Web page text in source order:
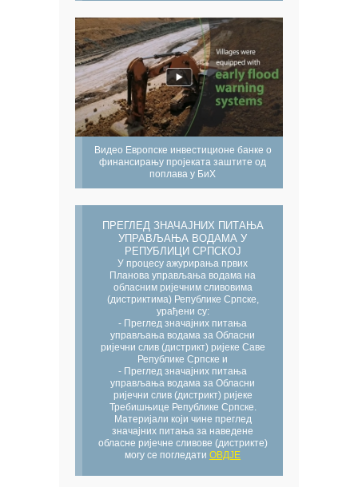
Видео Европске инвестиционе банке о
финансирању пројеката заштите од
поплава у БиХ
ПРЕГЛЕД ЗНАЧАЈНИХ ПИТАЊА
УПРАВЉАЊА ВОДАМА У
РЕПУБЛИЦИ СРПСКОЈ
У процесу ажурирања првих
Планова управљања водама на
обласним ријечним сливовима
(дистриктима) Републике Српске,
урађени су:
- Преглед значајних питања
управљања водама за Обласни
ријечни слив (дистрикт) ријеке Саве
Републике Српске и
- Преглед значајних питања
управљања водама за Обласни
ријечни слив (дистрикт) ријеке
Требишњице Републике Српске.
Материјали који чине преглед
значајних питања за наведене
обласне ријечне сливове (дистрикте)
могу се погледати ОВДЈЕ